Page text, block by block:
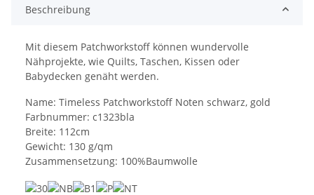
Beschreibung
Mit diesem Patchworkstoff können wundervolle
Nähprojekte, wie Quilts, Taschen, Kissen oder
Babydecken genäht werden.
Name: Timeless Patchworkstoff Noten schwarz, gold
Farbnummer: c1323bla
Breite: 112cm
Gewicht: 130 g/qm
Zusammensetzung: 100%Baumwolle